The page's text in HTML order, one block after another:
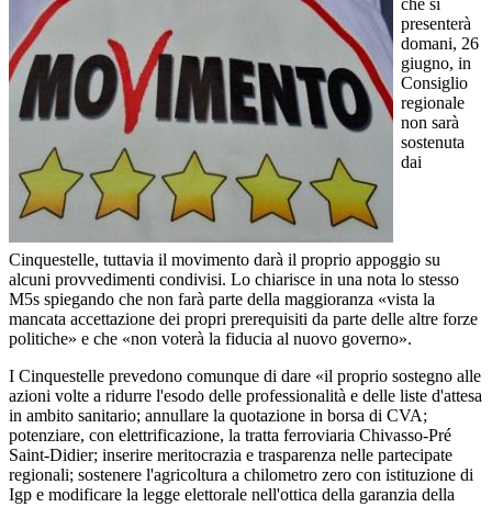
che si
presenterà
domani, 26
giugno, in
Consiglio
regionale
non sarà
sostenuta
dai
Cinquestelle, tuttavia il movimento darà il proprio appoggio su
alcuni provvedimenti condivisi. Lo chiarisce in una nota lo stesso
M5s spiegando che non farà parte della maggioranza «vista la
mancata accettazione dei propri prerequisiti da parte delle altre forze
politiche» e che «non voterà la fiducia al nuovo governo».
I Cinquestelle prevedono comunque di dare «il proprio sostegno alle
azioni volte a ridurre l'esodo delle professionalità e delle liste d'attesa
in ambito sanitario; annullare la quotazione in borsa di CVA;
potenziare, con elettrificazione, la tratta ferroviaria Chivasso-Pré
Saint-Didier; inserire meritocrazia e trasparenza nelle partecipate
regionali; sostenere l'agricoltura a chilometro zero con istituzione di
Igp e modificare la legge elettorale nell'ottica della garanzia della